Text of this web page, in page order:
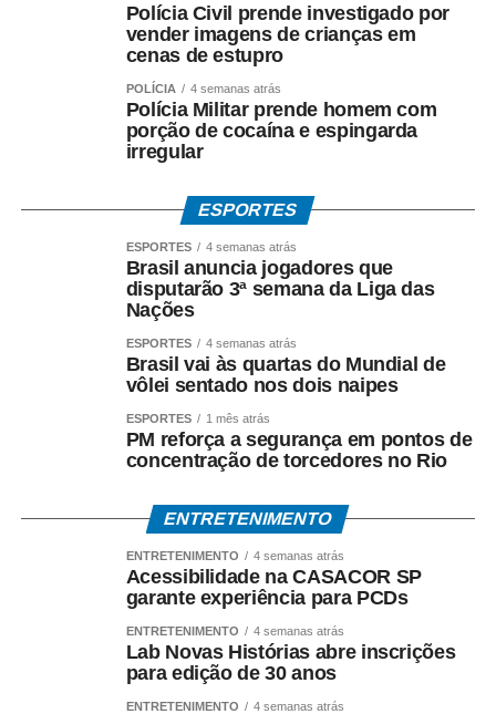
Polícia Civil prende investigado por
vender imagens de crianças em
cenas de estupro
POLÍCIA 4 semanas atrás
Polícia Militar prende homem com
porção de cocaína e espingarda
irregular
ESPORTES
ESPORTES 4 semanas atrás
Brasil anuncia jogadores que
disputarão 3ª semana da Liga das
Nações
ESPORTES 4 semanas atrás
Brasil vai às quartas do Mundial de
vôlei sentado nos dois naipes
ESPORTES 1 mês atrás
PM reforça a segurança em pontos de
concentração de torcedores no Rio
ENTRETENIMENTO
ENTRETENIMENTO 4 semanas atrás
Acessibilidade na CASACOR SP
garante experiência para PCDs
ENTRETENIMENTO 4 semanas atrás
Lab Novas Histórias abre inscrições
para edição de 30 anos
ENTRETENIMENTO 4 semanas atrás